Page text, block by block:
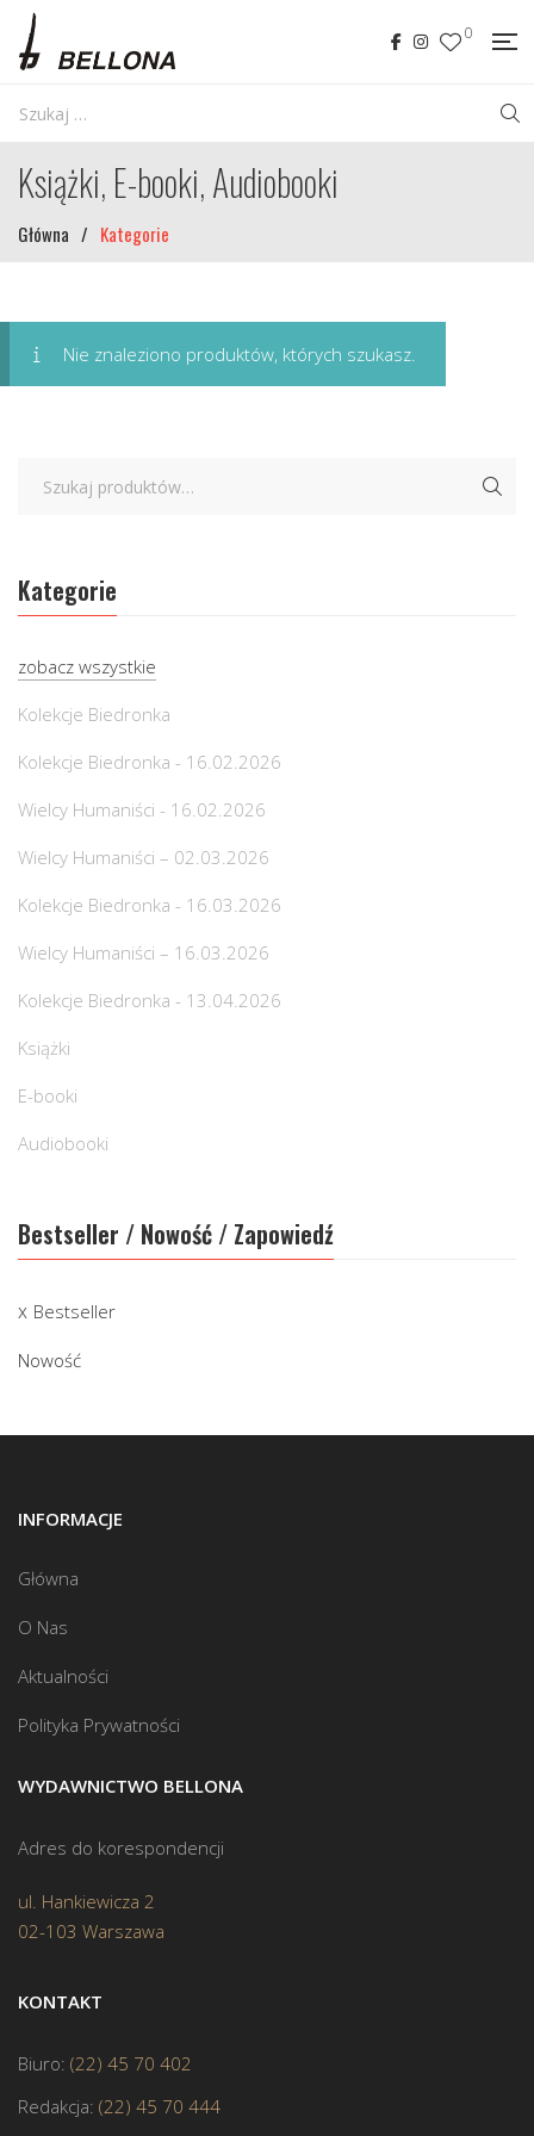
0
Książki, E-booki, Audiobooki
Główna / Kategorie
Nie znaleziono produktów, których szukasz.
Kategorie
zobacz wszystkie
Kolekcje Biedronka
Kolekcje Biedronka - 16.02.2026
Wielcy Humaniści - 16.02.2026
Wielcy Humaniści – 02.03.2026
Kolekcje Biedronka - 16.03.2026
Wielcy Humaniści – 16.03.2026
Kolekcje Biedronka - 13.04.2026
Książki
E-booki
Audiobooki
Bestseller / Nowość / Zapowiedź
Bestseller
Nowość
INFORMACJE
Główna
O Nas
Aktualności
Polityka Prywatności
WYDAWNICTWO BELLONA
Adres do korespondencji
ul. Hankiewicza 2
02-103 Warszawa
KONTAKT
Biuro: (22) 45 70 402
Redakcja: (22) 45 70 444